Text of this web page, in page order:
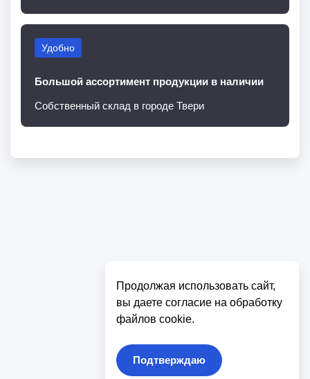
Удобно
Большой ассортимент продукции в наличии
Собственный склад в городе Твери
Продолжая использовать сайт,
вы даете согласие на обработку
файлов cookie.
Подтверждаю